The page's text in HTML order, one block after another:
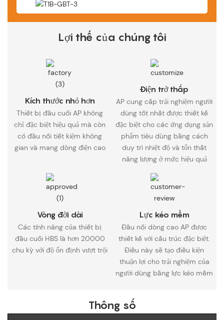
Lợi thế của chúng tôi
Kích thước nhỏ hơn
Thiết bị đầu cuối AP không
chỉ đặc biệt hiệu quả mà còn
có đầu nối tiết kiệm không
gian và mang dòng điện cao
Điện trở thấp
AP cung cấp trải nghiệm người
dùng tốt nhất được thiết kế
đặc biệt cho các ứng dụng sản
phẩm tiêu dùng bằng cách
duy trì nhiệt độ và tổn thất
năng lượng ở mức hiệu quả
Vòng đời dài
Các tính năng của thiết bị
đầu cuối HBS là hơn 20000
chu kỳ với độ ổn định vượt trội
Lực kéo mềm
Đầu nối dòng cao AP được
thiết kế với cấu trúc đặc biệt.
Điều này sẽ tạo điều kiện
thuận lợi cho trải nghiệm của
người dùng bằng lực kéo mềm
Thông số